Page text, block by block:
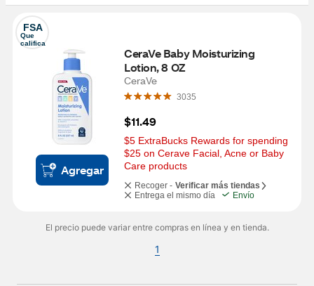
FSA
Que
califica
Agregar
CeraVe Baby Moisturizing
Lotion, 8 OZ
CeraVe
3035
$11.49
$5 ExtraBucks Rewards for spending
$25 on Cerave Facial, Acne or Baby
Care products
Recoger - Verificar más tiendas
Entrega el mismo día
Envío
El precio puede variar entre compras en línea y en tienda.
1